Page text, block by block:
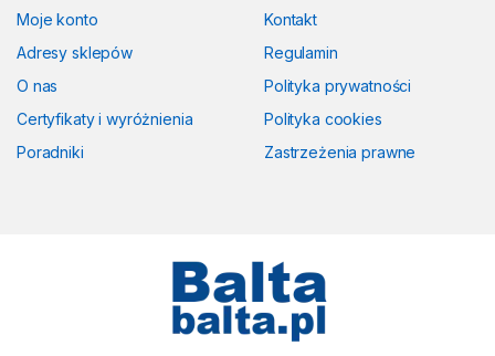
Moje konto
Adresy sklepów
O nas
Certyfikaty i wyróżnienia
Poradniki
Kontakt
Regulamin
Polityka prywatności
Polityka cookies
Zastrzeżenia prawne